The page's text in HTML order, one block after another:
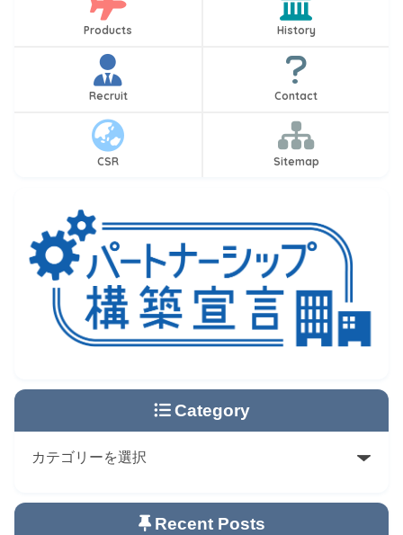
Products History
Recruit Contact
CSR Sitemap
Category
Recent Posts